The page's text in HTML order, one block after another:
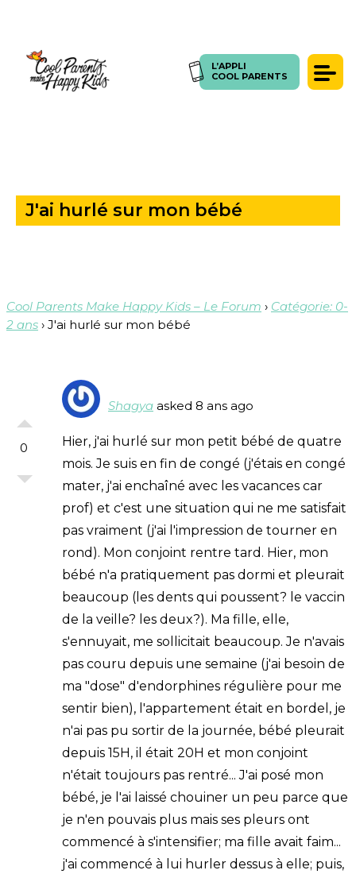
L’APPLI
COOL PARENTS
SE CONNECTER FORUM
L’APPLI
COOL PARENTS
ACCUEIL> QUESTIONS>J'AI HURLÉ SUR MON BÉBÉ
J'ai hurlé sur mon bébé
Cool Parents Make Happy Kids – Le Forum › Catégorie: 0-
2 ans › J'ai hurlé sur mon bébé
0
Shagya asked 8 ans ago
Hier, j'ai hurlé sur mon petit bébé de quatre
mois. Je suis en fin de congé (j'étais en congé
mater, j'ai enchaîné avec les vacances car
prof) et c'est une situation qui ne me satisfait
pas vraiment (j'ai l'impression de tourner en
rond). Mon conjoint rentre tard. Hier, mon
bébé n'a pratiquement pas dormi et pleurait
beaucoup (les dents qui poussent? le vaccin
de la veille? les deux?). Ma fille, elle,
s'ennuyait, me sollicitait beaucoup. Je n'avais
pas couru depuis une semaine (j'ai besoin de
ma "dose" d'endorphines régulière pour me
sentir bien), l'appartement était en bordel, je
n'ai pas pu sortir de la journée, bébé pleurait
depuis 15H, il était 20H et mon conjoint
n'était toujours pas rentré... J'ai posé mon
bébé, je l'ai laissé chouiner un peu parce que
je n'en pouvais plus mais ses pleurs ont
commencé à s'intensifier; ma fille avait faim...
j'ai commencé à lui hurler dessus à elle; puis,